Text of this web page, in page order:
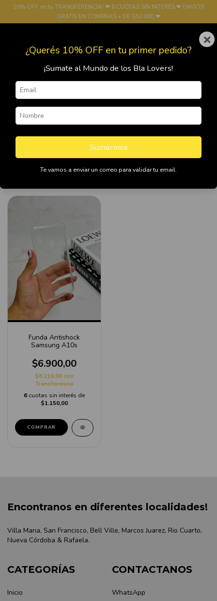
10% OFF en tu TRANSFERENCIA! ❤ 6 CUOTAS SIN INTERÉS ❤ ENVIOS
GRATIS EN COMPRAS + DE $50.000 ❤
0
Inicio > FUNDAS > Fundas Samsung > A10s
A10s
Funda Antishock
Samsung A10s
$6.900,00
$6.210,00 con
Transferencia
6 cuotas sin interés de
$1.150,00
Encontranos en diferentes localidades!
Villa Maria, San Francisco, Bell Ville, Marcos Juarez, Rio Cuarto,
Nueva Córdoba & Rafaela.
CATEGORÍAS
Inicio
CONTACTANOS
WhatsApp
×
¿Querés 10% OFF en tu primer pedido?
¡Sumate al Mundo de los Bla Lovers!
Sumarmse
Te vamos a enviar un correo para validar tu email.